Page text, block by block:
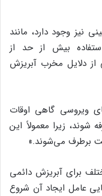
نیز وجود دارد، مانند
بیش از حد از
دلایل مخرب آبریزش
ویروسی گاهی اوقات
شوند، زیرا معمولاً این
برطرف می‌شوند.»
برای آبریزش دائمی
عامل ایجاد آن شروع